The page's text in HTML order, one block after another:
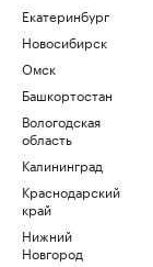
Екатеринбург
Новосибирск
Омск
Башкортостан
Вологодская
область
Калининград
Краснодарский
край
Нижний
Новгород